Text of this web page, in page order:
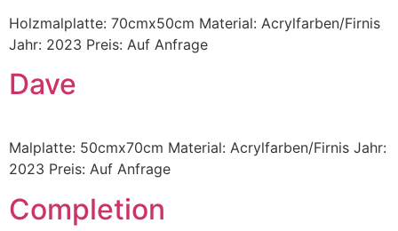
Holzmalplatte: 70cmx50cm Material: Acrylfarben/Firnis
Jahr: 2023 Preis: Auf Anfrage
Dave
Malplatte: 50cmx70cm Material: Acrylfarben/Firnis Jahr:
2023 Preis: Auf Anfrage
Completion